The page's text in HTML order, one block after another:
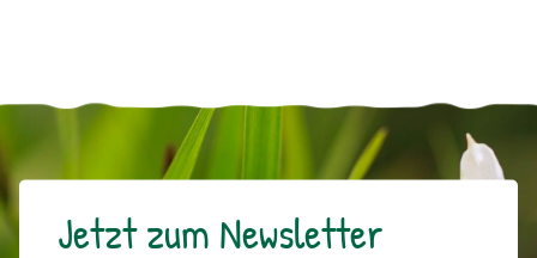
Jetzt zum Newsletter